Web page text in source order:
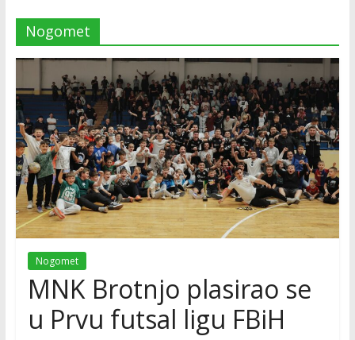
Nogomet
Nogomet
MNK Brotnjo plasirao se
u Prvu futsal ligu FBiH